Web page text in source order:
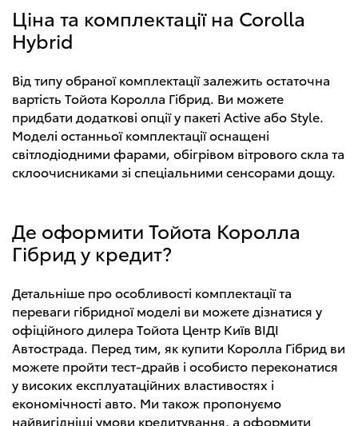
Ціна та комплектації на Corolla
Hybrid
Від типу обраної комплектації залежить остаточна
вартість Тойота Королла Гібрид. Ви можете
придбати додаткові опції у пакеті Active або Style.
Моделі останньої комплектації оснащені
світлодіодними фарами, обігрівом вітрового скла та
склоочисниками зі спеціальними сенсорами дощу.
Де оформити Тойота Королла
Гібрид у кредит?
Детальніше про особливості комплектації та
переваги гібридної моделі ви можете дізнатися у
офіційного дилера Тойота Центр Київ ВІДІ
Автострада. Перед тим, як купити Королла Гібрид ви
можете пройти тест-драйв і особисто переконатися
у високих експлуатаційних властивостях і
економічності авто. Ми також пропонуємо
найвигідніші умови кредитування, а оформити